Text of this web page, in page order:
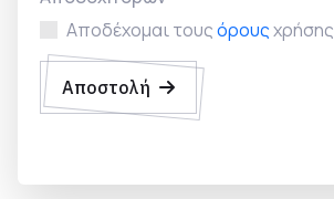
Αποδέχομαι τουςόρουςχρήσης
Αποστολή